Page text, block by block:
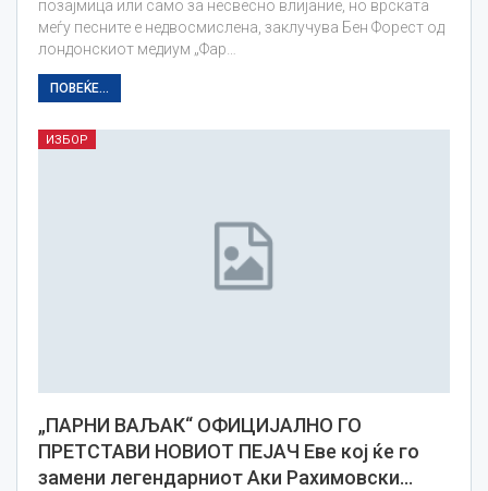
позајмица или само за несвесно влијание, но врската
меѓу песните е недвосмислена, заклучува Бен Форест од
лондонскиот медиум „Фар…
ПОВЕЌЕ...
ИЗБОР
„ПАРНИ ВАЉАК“ ОФИЦИЈАЛНО ГО
ПРЕТСТАВИ НОВИОТ ПЕЈАЧ Еве кој ќе го
замени легендарниот Аки Рахимовски…